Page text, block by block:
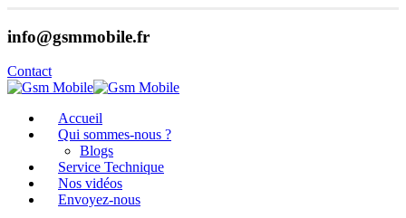
info@gsmmobile.fr
Contact
Accueil
Qui sommes-nous ?
Blogs
Service Technique
Nos vidéos
Envoyez-nous